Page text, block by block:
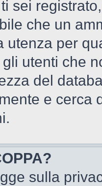
sei
che un
utenza per
utenti che
del
e cerca
sulla